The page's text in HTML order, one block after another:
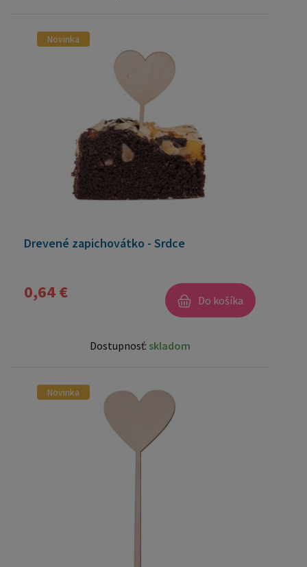
Novinka
Drevené zapichovátko - Srdce
0,64 € Do košíka
Dostupnosť: skladom
Novinka